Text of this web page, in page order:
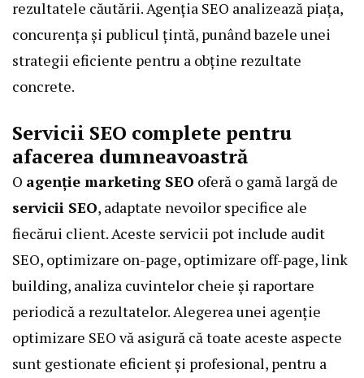
rezultatele căutării. Agenția SEO analizează piața,
concurența și publicul țintă, punând bazele unei
strategii eficiente pentru a obține rezultate
concrete.
Servicii SEO complete pentru
afacerea dumneavoastră
O agenție marketing SEO oferă o gamă largă de
servicii SEO, adaptate nevoilor specifice ale
fiecărui client. Aceste servicii pot include audit
SEO, optimizare on-page, optimizare off-page, link
building, analiza cuvintelor cheie și raportare
periodică a rezultatelor. Alegerea unei agenție
optimizare SEO vă asigură că toate aceste aspecte
sunt gestionate eficient și profesional, pentru a